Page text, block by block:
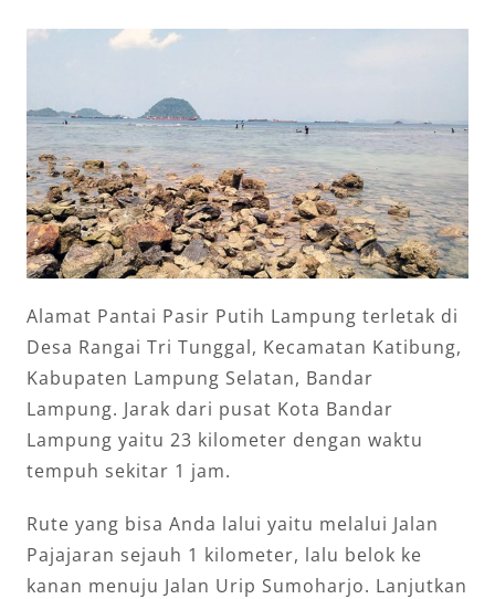
Alamat Pantai Pasir Putih Lampung terletak di
Desa Rangai Tri Tunggal, Kecamatan Katibung,
Kabupaten Lampung Selatan, Bandar
Lampung. Jarak dari pusat Kota Bandar
Lampung yaitu 23 kilometer dengan waktu
tempuh sekitar 1 jam.
Rute yang bisa Anda lalui yaitu melalui Jalan
Pajajaran sejauh 1 kilometer, lalu belok ke
kanan menuju Jalan Urip Sumoharjo. Lanjutkan